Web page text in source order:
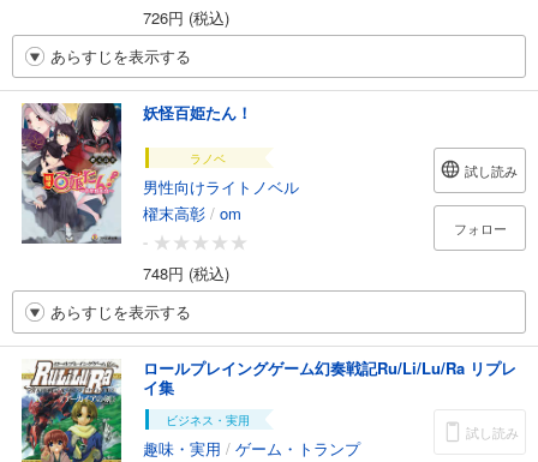
726円 (税込)
あらすじを表示する
妖怪百姫たん！
ラノベ
男性向けライトノベル
櫂末高彰 / om
-
748円 (税込)
試し読み
フォロー
あらすじを表示する
ロールプレイングゲーム幻奏戦記Ru/Li/Lu/Ra リプレ
イ集
ビジネス・実用
趣味・実用 / ゲーム・トランプ
試し読み